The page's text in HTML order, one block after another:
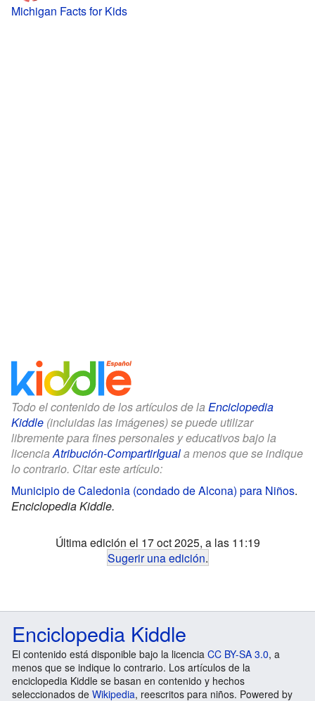
Michigan Facts for Kids
Todo el contenido de los artículos de la Enciclopedia
Kiddle (incluidas las imágenes) se puede utilizar
libremente para fines personales y educativos bajo la
licenciaAtribución-CompartirIguala menos que se indique
lo contrario. Citar este artículo:
Municipio de Caledonia (condado de Alcona) para Niños.
Enciclopedia Kiddle.
Última edición el 17 oct 2025, a las 11:19
Sugerir una edición.
Enciclopedia Kiddle
El contenido está disponible bajo la licencia CC BY-SA 3.0, a
menos que se indique lo contrario. Los artículos de la
enciclopedia Kiddle se basan en contenido y hechos
seleccionados de Wikipedia, reescritos para niños. Powered by